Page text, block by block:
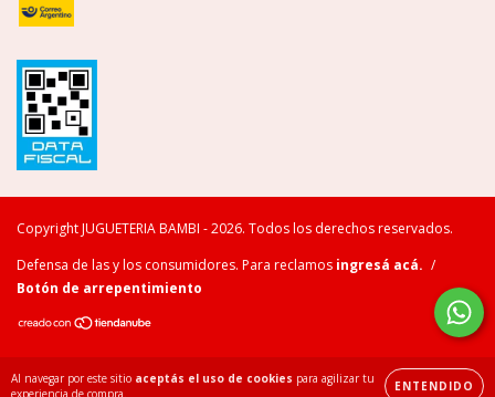
Al navegar por este sitio aceptás el uso de cookies para agilizar tu
experiencia de compra.
ENTENDIDO
Copyright JUGUETERIA BAMBI - 2026. Todos los derechos reservados.
Defensa de las y los consumidores. Para reclamos ingresá acá. /
Botón de arrepentimiento